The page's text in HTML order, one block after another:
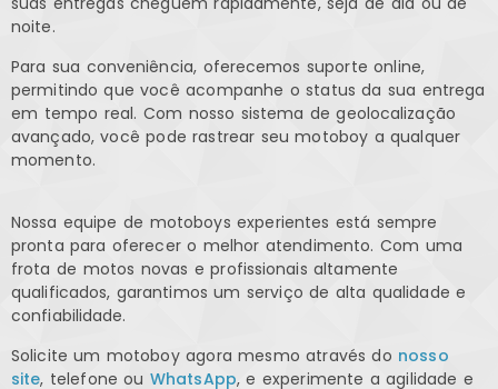
noite.
Para sua conveniência, oferecemos suporte online,
permitindo que você acompanhe o status da sua entrega
em tempo real. Com nosso sistema de geolocalização
avançado, você pode rastrear seu motoboy a qualquer
momento.
Nossa equipe de motoboys experientes está sempre
pronta para oferecer o melhor atendimento. Com uma
frota de motos novas e profissionais altamente
qualificados, garantimos um serviço de alta qualidade e
confiabilidade.
Solicite um motoboy agora mesmo através do nosso
site, telefone ouWhatsApp, e experimente a agilidade e